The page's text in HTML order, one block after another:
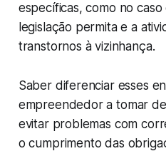
específicas, como no
legislação permita e a
transtornos à vizinhança.
Saber diferenciar esses
empreendedor a tomar
evitar problemas com
o cumprimento das